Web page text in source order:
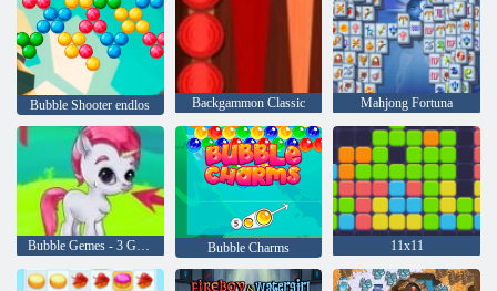
Bubble Shooter endlos Backgammon Classic Mahjong Fortuna
Bubble Gemes - 3 Gewinnt Bubble Charms 11x11